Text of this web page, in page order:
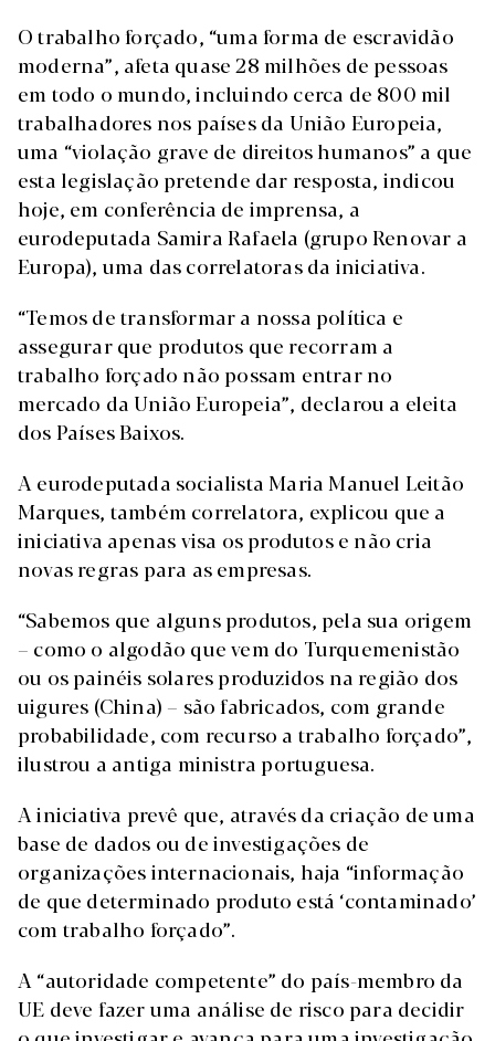
O trabalho forçado, “uma forma de escravidão
moderna”, afeta quase 28 milhões de pessoas
em todo o mundo, incluindo cerca de 800 mil
trabalhadores nos países da União Europeia,
uma “violação grave de direitos humanos” a que
esta legislação pretende dar resposta, indicou
hoje, em conferência de imprensa, a
eurodeputada Samira Rafaela (grupo Renovar a
Europa), uma das correlatoras da iniciativa.
“Temos de transformar a nossa política e
assegurar que produtos que recorram a
trabalho forçado não possam entrar no
mercado da União Europeia”, declarou a eleita
dos Países Baixos.
A eurodeputada socialista Maria Manuel Leitão
Marques, também correlatora, explicou que a
iniciativa apenas visa os produtos e não cria
novas regras para as empresas.
“Sabemos que alguns produtos, pela sua origem
– como o algodão que vem do Turquemenistão
ou os painéis solares produzidos na região dos
uigures (China) – são fabricados, com grande
probabilidade, com recurso a trabalho forçado”,
ilustrou a antiga ministra portuguesa.
A iniciativa prevê que, através da criação de uma
base de dados ou de investigações de
organizações internacionais, haja “informação
de que determinado produto está ‘contaminado’
com trabalho forçado”.
A “autoridade competente” do país-membro da
UE deve fazer uma análise de risco para decidir